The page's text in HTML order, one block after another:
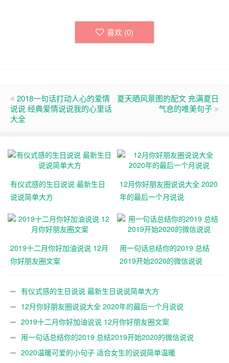
喜欢 (0)
2018一句话打动人心的爱情
说说 经典爱情说说我的心里话
大全
夏天晒风景图的配文 充满夏日
气息的唯美句子
有仪式感的生日说说 最新生日
说说简单大方
12月你好朋友圈说说大全 2020
年的最后一个月说说
2019十二月你好加油说说 12月
你好朋友圈文案
用一句话总结你的2019 总结
2019开始2020的微信说说
有仪式感的生日说说 最新生日说说简单大方
12月你好朋友圈说说大全 2020年的最后一个月说说
2019十二月你好加油说说 12月你好朋友圈文案
用一句话总结你的2019 总结2019开始2020的微信说说
2020温暖可爱的小句子 适合女生的说说简单温暖